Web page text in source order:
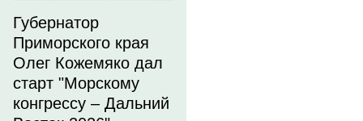
Губернатор
Приморского края
Олег Кожемяко дал
старт "Морскому
конгрессу – Дальний